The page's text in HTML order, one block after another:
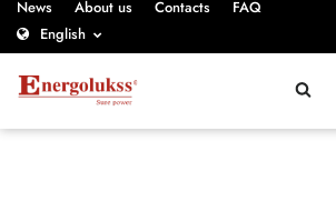
News About us Contacts
FAQ
English